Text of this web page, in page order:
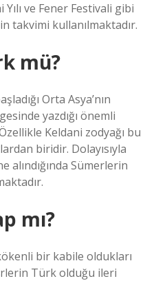
ve Fener Festivali gibi
takvimi kullanılmaktadır.
mü?
Orta Asya’nın
yazdığı önemli
Keldani zodyağı bu
biridir. Dolayısıyla
alındığında Sümerlerin
mı?
bir kabile oldukları
Türk olduğu ileri